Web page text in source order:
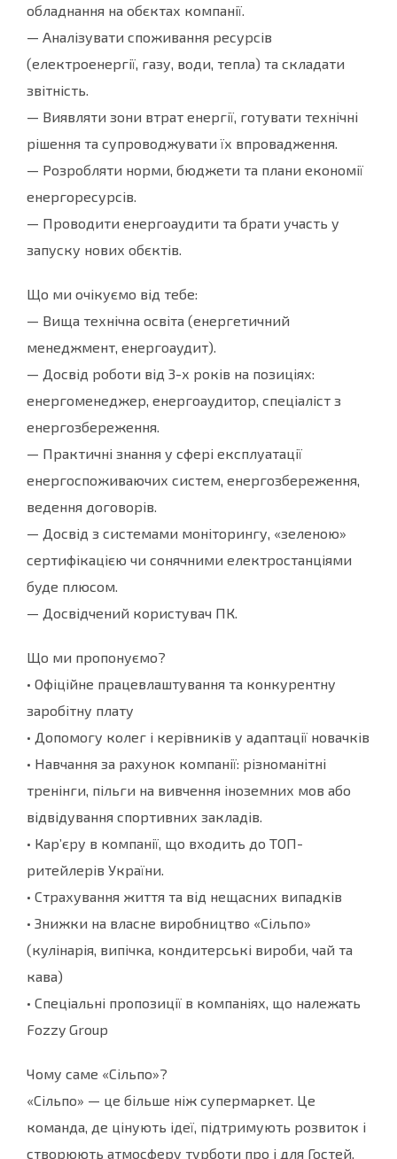
обладнання на обєктах компанії.
— Аналізувати споживання ресурсів
(електроенергії, газу, води, тепла) та складати
звітність.
— Виявляти зони втрат енергії, готувати технічні
рішення та супроводжувати їх впровадження.
— Розробляти норми, бюджети та плани економії
енергоресурсів.
— Проводити енергоаудити та брати участь у
запуску нових обєктів.
Що ми очікуємо від тебе:
— Вища технічна освіта (енергетичний
менеджмент, енергоаудит).
— Досвід роботи від 3-х років на позиціях:
енергоменеджер, енергоаудитор, спеціаліст з
енергозбереження.
— Практичні знання у сфері експлуатації
енергоспоживаючих систем, енергозбереження,
ведення договорів.
— Досвід з системами моніторингу, «зеленою»
сертифікацією чи сонячними електростанціями
буде плюсом.
— Досвідчений користувач ПК.
Що ми пропонуємо?
• Офіційне працевлаштування та конкурентну
заробітну плату
• Допомогу колег і керівників у адаптації новачків
• Навчання за рахунок компанії: різноманітні
тренінги, пільги на вивчення іноземних мов або
відвідування спортивних закладів.
• Кар’єру в компанії, що входить до ТОП-
ритейлерів України.
• Страхування життя та від нещасних випадків
• Знижки на власне виробництво «Сільпо»
(кулінарія, випічка, кондитерські вироби, чай та
кава)
• Спеціальні пропозиції в компаніях, що належать
Fozzy Group
Чому саме «Сільпо»?
«Сільпо» — це більше ніж супермаркет. Це
команда, де цінують ідеї, підтримують розвиток і
створюють атмосферу турботи про і для Гостей.